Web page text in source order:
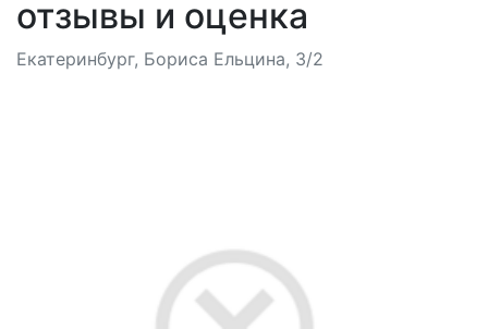
отзывы и оценка
Екатеринбург, Бориса Ельцина, 3/2